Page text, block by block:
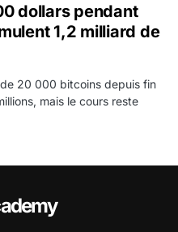
dollars pendant
1,2 milliard de
20 000 bitcoins depuis fin
mais le cours reste